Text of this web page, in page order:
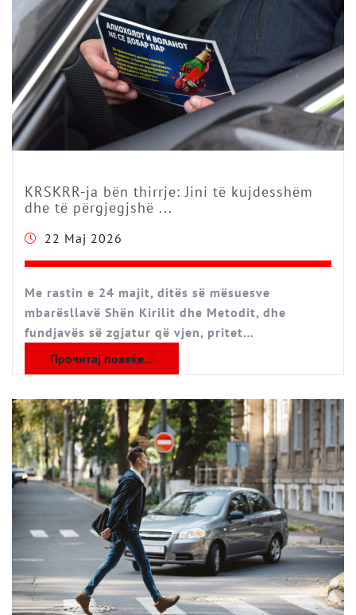
KRSKRR-ja bën thirrje: Jini të kujdesshëm
dhe të përgjegjshë ...
22 Maj 2026
Me rastin e 24 majit, ditës së mësuesve
mbarësllavë Shën Kirilit dhe Metodit, dhe
fundjavës së zgjatur që vjen, pritet…
Прочитај повеќе...